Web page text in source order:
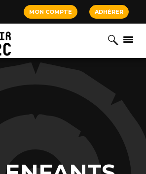
MON COMPTE ADHÉRER
panel